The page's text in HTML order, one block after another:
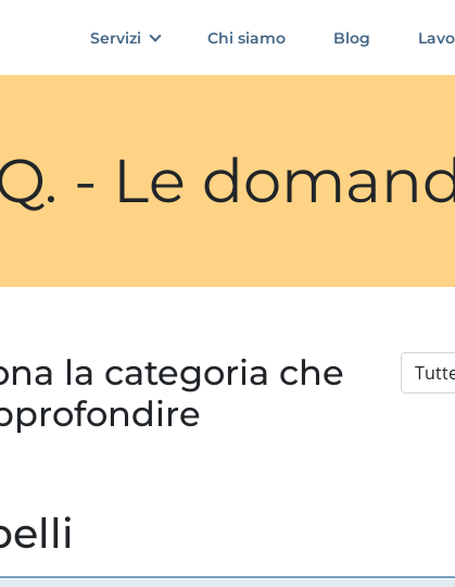
Servizi Chi siamo Blog
- Le
la categoria che